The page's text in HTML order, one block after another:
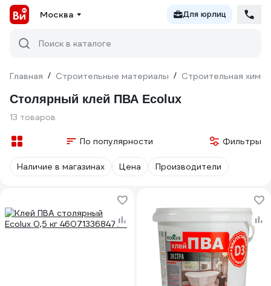
Москва Для юрлиц
Поиск в каталоге
Главная / Строительные материалы / Строительная химия
Столярный клей ПВА Ecolux
13 товаров
По популярности Фильтры
Наличие в магазинах Цена Производители